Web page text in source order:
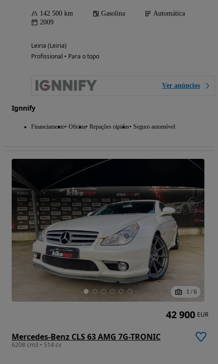
142 500 km Gasolina
Automática
2009
Leiria (Leiria)
Profissional • Para o topo
Ver anúncios
Ignnify
Financiamento Oficina Repações rápidas Seguro automóvel
1 / 6
Mercedes-Benz CLS 63 AMG 7G-TRONIC
6208 cm3 • 514 cv
42 900 EUR